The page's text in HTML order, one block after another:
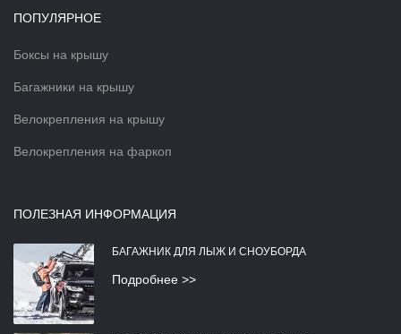
ПОПУЛЯРНОЕ
Боксы на крышу
Багажники на крышу
Велокрепления на крышу
Велокрепления на фаркоп
ПОЛЕЗНАЯ ИНФОРМАЦИЯ
БАГАЖНИК ДЛЯ ЛЫЖ И СНОУБОРДА
Подробнее >>